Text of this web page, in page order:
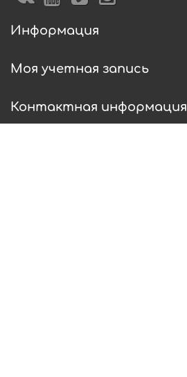
Информация
Моя учетная запись
Контактная информация